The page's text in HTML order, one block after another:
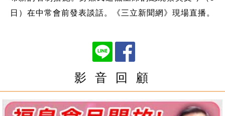
日）在中常會前發表談話。《三立新聞網》現場直播。
影 音 回 顧